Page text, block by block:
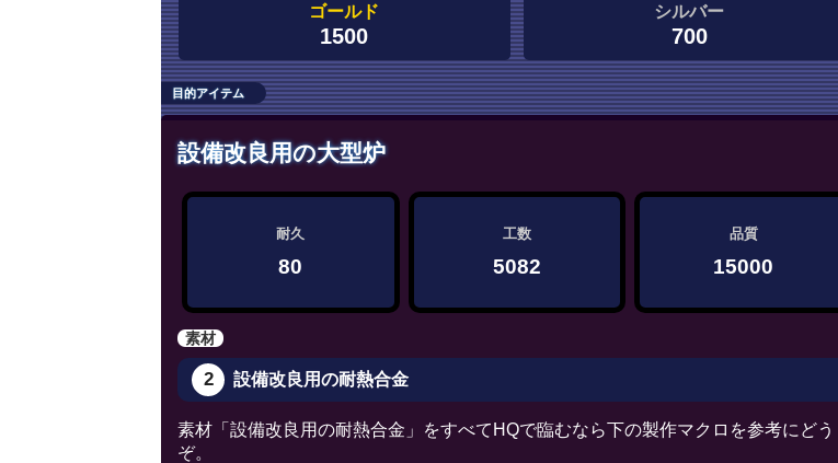
ゴールド
1500
シルバー
700
目的アイテム
設備改良用の大型炉
耐久
80
工数
5082
品質
15000
素材
2 設備改良用の耐熱合金
素材「設備改良用の耐熱合金」をすべてHQで臨むなら下の製作マクロを参考にどう
ぞ。